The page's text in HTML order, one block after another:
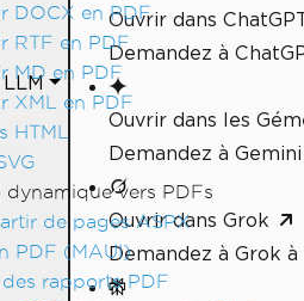
DOCX en PDF
RTF en PDF
MD en PDF
XML en PDF
HTML
dynamique vers PDFs
de pages ASPX
PDF (MAUI)
des rapports PDF
Ouvrir dans
Demandez à
Ouvrir dans les
Demandez à
Ouvrir dans Grok
Demandez à Grok